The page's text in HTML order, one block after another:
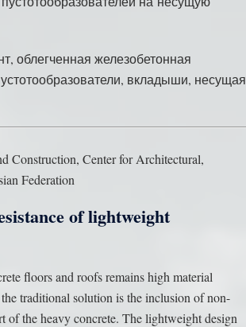
облегченная железобетонная
вкладыши, несущая
Construction, Center for Architectural,
Federation
of lightweight
floors and roofs remains high material
traditional solution is the inclusion of non-
of the heavy concrete. The lightweight design